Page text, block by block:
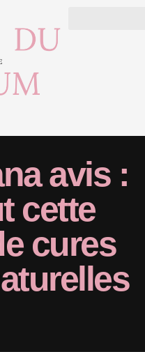
avis :
cette
cures